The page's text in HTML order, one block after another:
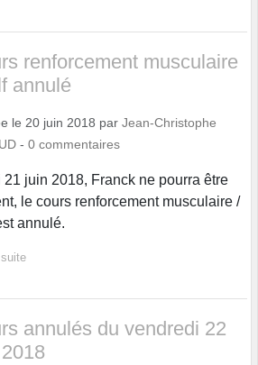
renforcement musculaire
annulé
le 20 juin 2018 par Jean-Christophe
- 0 commentaires
21 juin 2018, Franck ne pourra être
le cours renforcement musculaire /
annulé.
annulés du vendredi 22